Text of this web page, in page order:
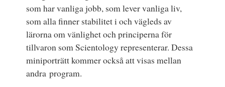
som har vanliga jobb, som lever vanliga liv,
som alla finner stabilitet i och vägleds av
lärorna om vänlighet och principerna för
tillvaron som Scientology representerar. Dessa
miniporträtt kommer också att visas mellan
andra program.